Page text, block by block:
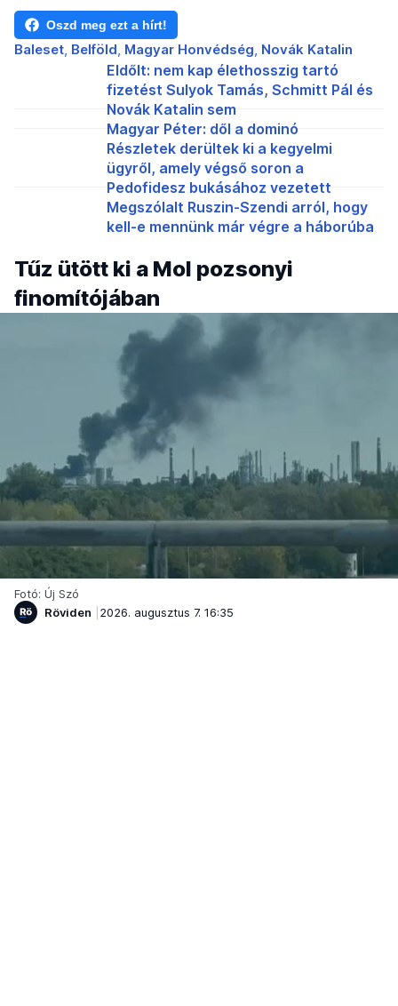
Oszd meg ezt a hírt!
Baleset Belföld Magyar Honvédség Novák Katalin
Eldőlt: nem kap élethosszig tartó
fizetést Sulyok Tamás, Schmitt Pál és
Novák Katalin sem
Magyar Péter: dől a dominó
Részletek derültek ki a kegyelmi
ügyről, amely végső soron a
Pedofidesz bukásához vezetett
Megszólalt Ruszin-Szendi arról, hogy
kell-e mennünk már végre a háborúba
Tűz ütött ki a Mol pozsonyi
finomítójában
Fotó: Új Szó
Röviden
2026. augusztus 7. 16:35